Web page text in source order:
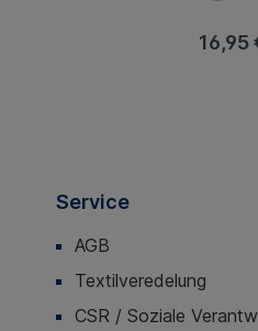
16,95
Service
AGB
Textilveredelung
CSR / Soziale